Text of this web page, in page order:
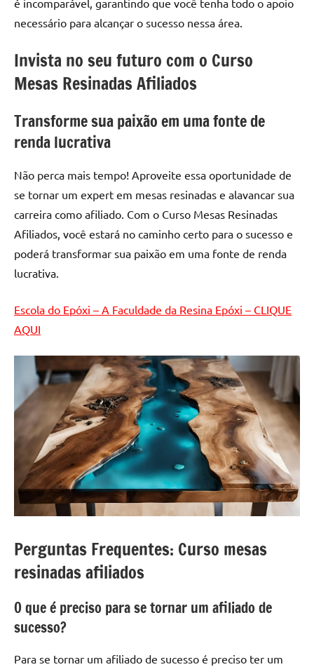
é incomparável, garantindo que você tenha todo o apoio
necessário para alcançar o sucesso nessa área.
Invista no seu futuro com o Curso
Mesas Resinadas Afiliados
Transforme sua paixão em uma fonte de
renda lucrativa
Não perca mais tempo! Aproveite essa oportunidade de
se tornar um expert em mesas resinadas e alavancar sua
carreira como afiliado. Com o Curso Mesas Resinadas
Afiliados, você estará no caminho certo para o sucesso e
poderá transformar sua paixão em uma fonte de renda
lucrativa.
Escola do Epóxi – A Faculdade da Resina Epóxi – CLIQUE
AQUI
Perguntas Frequentes: Curso mesas
resinadas afiliados
O que é preciso para se tornar um afiliado de
sucesso?
Para se tornar um afiliado de sucesso é preciso ter um